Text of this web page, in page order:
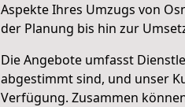
Aspekte Ihres Umzugs von
der Planung bis hin zur
Die Angebote umfasst
abgestimmt sind, und unser
Verfügung. Zusammen